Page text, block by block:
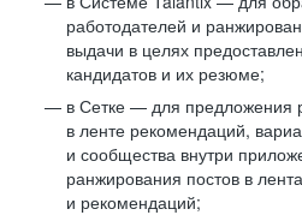
работодателей и
выдачи в целях
кандидатов и их резюме;
в Сетке — для предложения
в ленте рекомендаций,
и сообщества внутри
ранжирования постов в
и рекомендаций;